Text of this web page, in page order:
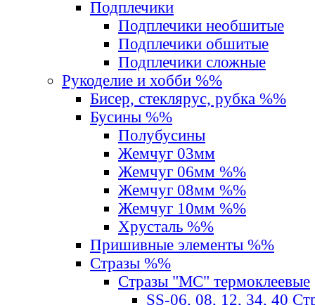
Подплечики
Подплечики необшитые
Подплечики обшитые
Подплечики сложные
Рукоделие и хобби %%
Бисер, стеклярус, рубка %%
Бусины %%
Полубусины
Жемчуг 03мм
Жемчуг 06мм %%
Жемчуг 08мм %%
Жемчуг 10мм %%
Хрусталь %%
Пришивные элементы %%
Стразы %%
Стразы "MС" термоклеевые
SS-06, 08, 12, 34, 40